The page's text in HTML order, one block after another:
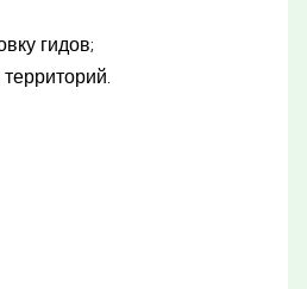
гидов;